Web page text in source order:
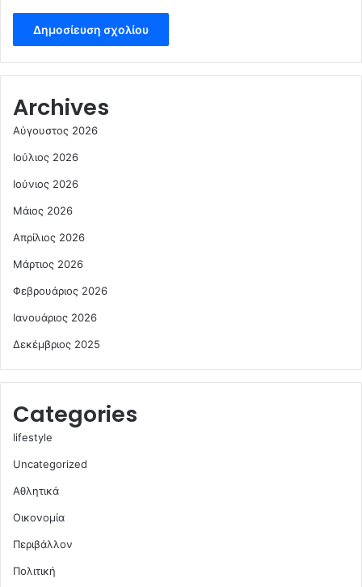
Archives
Αύγουστος 2026
Ιούλιος 2026
Ιούνιος 2026
Μάιος 2026
Απρίλιος 2026
Μάρτιος 2026
Φεβρουάριος 2026
Ιανουάριος 2026
Δεκέμβριος 2025
Categories
lifestyle
Uncategorized
Αθλητικά
Οικονομία
Περιβάλλον
Πολιτική